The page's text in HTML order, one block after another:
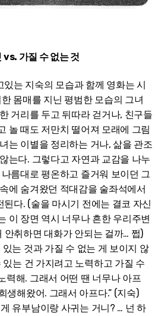
vs. 가질 수 없는 것
는 지숙의 모습과 함께 영화는 시
몸매를 지닌 평범한 모습의 그녀
거리를 두고 뒤따라 걷거나, 친구들
놀 때도 저만치 떨어져 모래에 그림
는 이별을 정리하는 거나, 삶을 관조
는다. 그렇다고 자연과 교감을 나누
름대로 평온하고 즐거워 보이던 그
에 숨겨왔던 적대감을 술좌석에서
된다. (술을 마시기 전에는 결코 자신
이 장면 역시 너무나 흔한 우리주변
안취하면 대화가 안되는 걸까… 쩝)
는 것과 가질 수 없는 게 보이지 않
는 건 가지려고 노력하고 가질 수
력해. 그래서 어떤 땐 너무나 아프
생해왔어. 그래서 아프다.” (지숙)
유부남이랑 사귀는 거니? … 넌 하